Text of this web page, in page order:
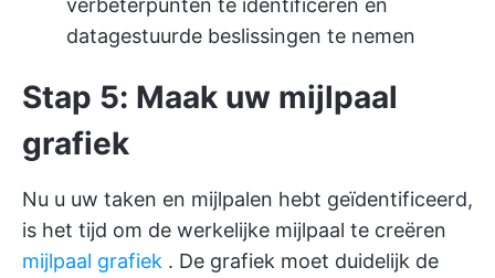
datagestuurde beslissingen te nemen
Stap 5: Maak uw mijlpaal
grafiek
Nu u uw taken en mijlpalen hebt geïdentificeerd,
is het tijd om de werkelijke mijlpaal te creëren
mijlpaal grafiek . De grafiek moet duidelijk de